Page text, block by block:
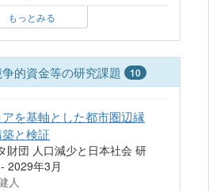
もっとみる
的資金等の研究課題 10
を基軸とした都市圏辺縁
と検証
財団 人口減少と日本社会 研
2029年3月
人